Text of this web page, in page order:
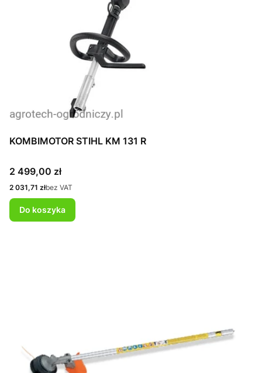
KOMBIMOTOR STIHL KM 131 R
Cena
2 499,00 zł
Cena
2 031,71 złbez VAT
Do koszyka